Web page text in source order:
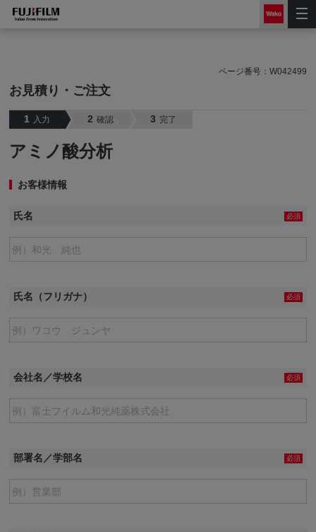
ページ番号： W042499
お見積り・ご注文
1 入力 2 確認 3 完了
アミノ酸分析
お客様情報
氏名 必須
氏名（フリガナ） 必須
会社名／学校名 必須
部署名／学部名 必須